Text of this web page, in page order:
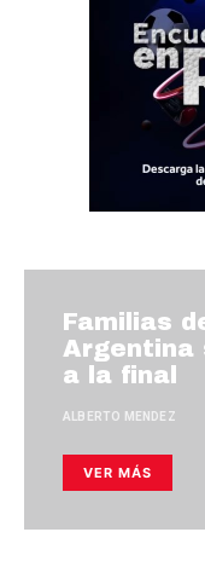
Familias
Argentina
a la final
ALBERTO MENDEZ
VER MÁS